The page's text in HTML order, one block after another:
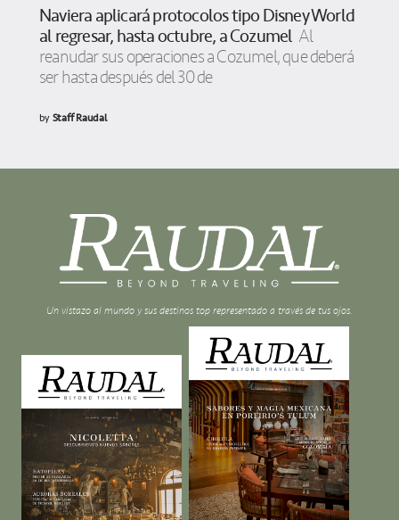
Naviera aplicará protocolos tipo Disney World
al regresar, hasta octubre, a Cozumel Al
reanudar sus operaciones a Cozumel, que deberá
ser hasta después del 30 de
byStaff Raudal
Un vistazo al mundo y sus destinos top representado a través de tus ojos.